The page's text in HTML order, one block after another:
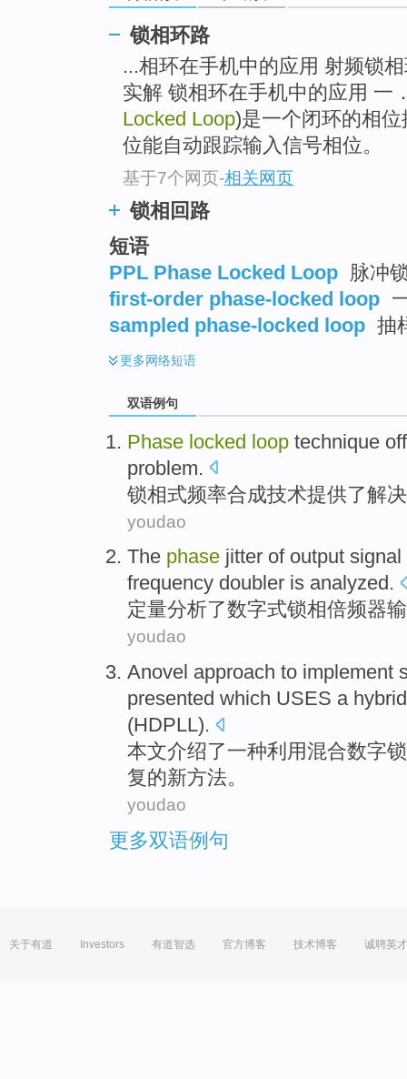
锁相环路
...相环在手机中的应用 射频锁
实解 锁相环在手机中的应用 一
Locked Loop)是一个闭环的相
位能自动跟踪输入信号相位。
基于7个网页-相关网页
锁相回路
短语
PPL Phase Locked Loop 脉冲
first-order phase-locked loop
sampled phase-locked loop 抽
更多网络短语
双语例句
Phase locked loop technique
problem.
锁相式频率合成技术提供了解决
youdao
The phase jitter of output signal
frequency doubler is analyzed .
定量分析了数字式锁相倍频器
youdao
Anovel approach to implement
presented which USES a hybrid
(HDPLL).
本文介绍了一种利用混合数字锁
复的新方法。
youdao
更多双语例句
关于有道 Investors 有道智选 官方博客 技术博客 诚聘英才